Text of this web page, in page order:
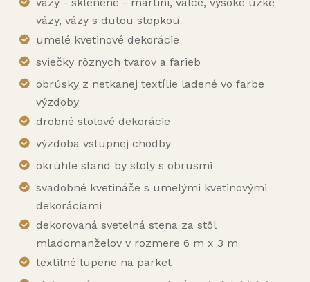
vázy - sklenené - martini, valce, vysoké úzke
vázy, vázy s dutou stopkou
umelé kvetinové dekorácie
sviečky rôznych tvarov a farieb
obrúsky z netkanej textílie ladené vo farbe
výzdoby
drobné stolové dekorácie
výzdoba vstupnej chodby
okrúhle stand by stoly s obrusmi
svadobné kvetináče s umelými kvetinovými
dekoráciami
dekorovaná svetelná stena za stôl
mladomanželov v rozmere 6 m x 3 m
textilné lupene na parket